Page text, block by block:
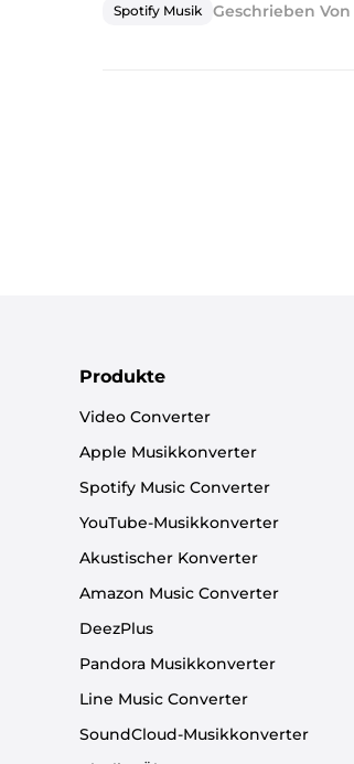
Spotify Musik Geschrieben Von
Produkte
Video Converter
Apple Musikkonverter
Spotify Music Converter
YouTube-Musikkonverter
Akustischer Konverter
Amazon Music Converter
DeezPlus
Pandora Musikkonverter
Line Music Converter
SoundCloud-Musikkonverter